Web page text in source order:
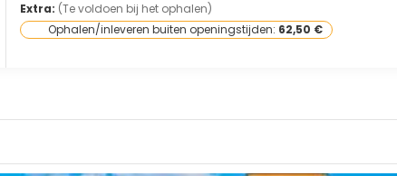
Extra: (Te voldoen bij het ophalen)
Ophalen/inleveren buiten openingstijden: 62,50 €